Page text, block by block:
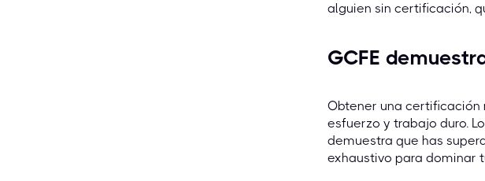
alguien sin certificación,
GCFE
Obtener una certificación
esfuerzo y trabajo duro.
demuestra que has
exhaustivo para dominar